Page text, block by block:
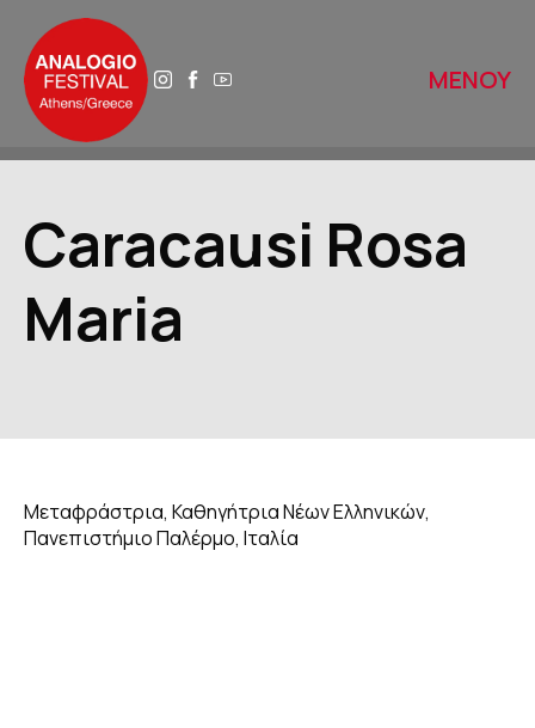
ΑΝΑΛΟΓΙΟ 2025
ΤΟ ΑΝΑΛΟΓΙΟ ΑΥΡΙΟ
ΒΙΒΛΙΟΘΗΚΕΣ ΠΕΡΙΠΑΤΩΝ
ΜΕΝΟΥ
Caracausi Rosa
Maria
Μεταφράστρια, Καθηγήτρια Νέων Ελληνικών,
Πανεπιστήμιο Παλέρμο, Ιταλία